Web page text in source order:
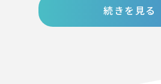
続きを見る